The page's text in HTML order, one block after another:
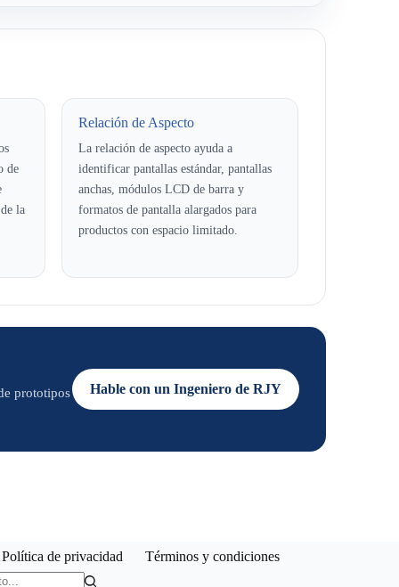
de
la
Relación de Aspecto
La relación de aspecto ayuda a
identificar pantallas estándar, pantallas
anchas, módulos LCD de barra y
formatos de pantalla alargados para
productos con espacio limitado.
prototipos Hable con un Ingeniero de RJY
Política de privacidad Términos y condiciones